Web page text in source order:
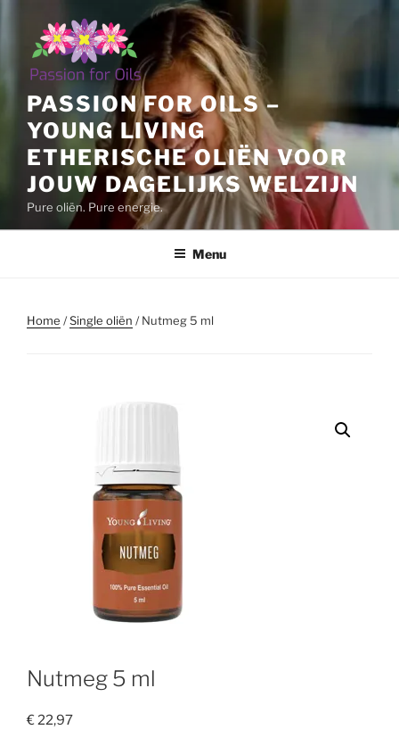
inhoud
PASSION FOR OILS –
YOUNG LIVING
ETHERISCHE OLIËN VOOR
JOUW DAGELIJKS WELZIJN
Pure oliën. Pure energie.
Menu
Home /Single oliën / Nutmeg 5 ml
Nutmeg 5 ml
€22,97